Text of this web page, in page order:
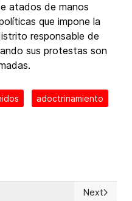
atados de manos
que impone la
responsable de
sus protestas son
adoctrinamiento
pionera comisión de la
Next
Next